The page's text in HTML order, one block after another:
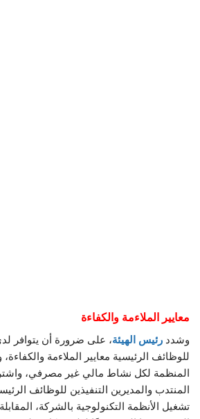
معايير الملاءمة والكفاءة
وشدد رئيس الهيئة، على ضرورة أن يتوافر
للوظائف الرئيسية معايير الملاءمة والكفاءة،
المنظمة لكل نشاط مالي غير مصرفي،
المنتدب والمديرين التنفيذين للوظائف
تشغيل الأنظمة التكنولوجية بالشركة،